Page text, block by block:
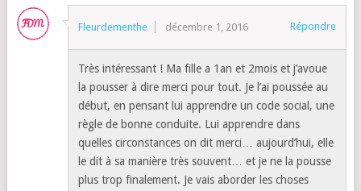
Fleurdementhe décembre 1, 2016 Répondre
Très intéressant ! Ma fille a 1an et 2mois et j’avoue
la pousser à dire merci pour tout. Je l’ai poussée au
début, en pensant lui apprendre un code social, une
règle de bonne conduite. Lui apprendre dans
quelles circonstances on dit merci… aujourd’hui, elle
le dit à sa manière très souvent… et je ne la pousse
plus trop finalement. Je vais aborder les choses